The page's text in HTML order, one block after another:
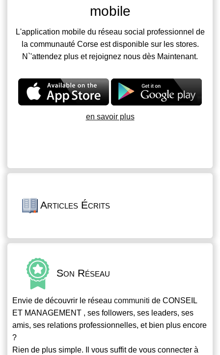
mobile
L'application mobile du réseau social professionnel de
la communauté Corse est disponible sur les stores.
N`'attendez plus et rejoignez nous dès Maintenant.
en savoir plus
Articles Écrits
Son Réseau
Envie de découvrir le réseau communiti de CONSEIL
ET MANAGEMENT , ses followers, ses leaders, ses
amis, ses relations professionnelles, et bien plus encore
?
Rien de plus simple. Il vous suffit de vous connecter à